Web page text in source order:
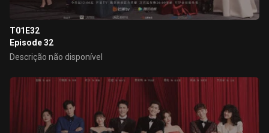
T01E32
Episode 32
Descrição não disponível